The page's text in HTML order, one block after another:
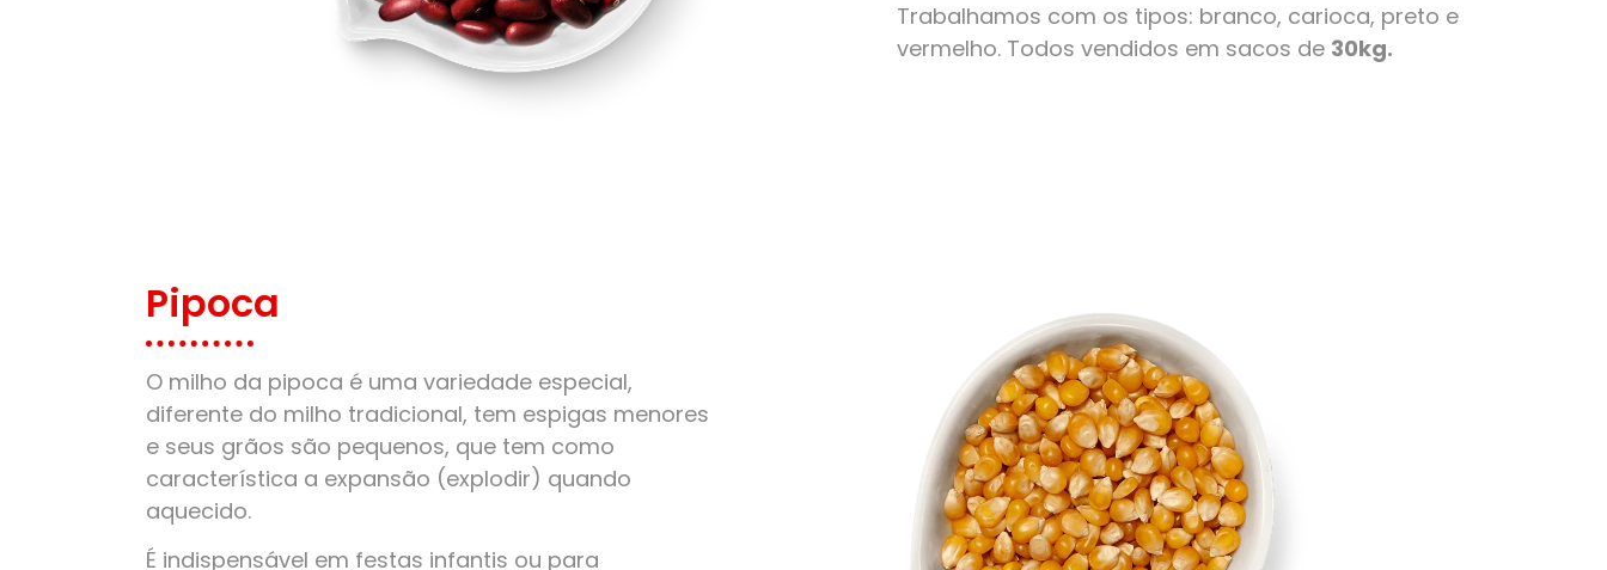
Trabalhamos com os tipos: branco, carioca, preto e
vermelho. Todos vendidos em sacos de 30kg.
Pipoca
O milho da pipoca é uma variedade especial,
diferente do milho tradicional, tem espigas menores
e seus grãos são pequenos, que tem como
característica a expansão (explodir) quando
aquecido.
É indispensável em festas infantis ou para